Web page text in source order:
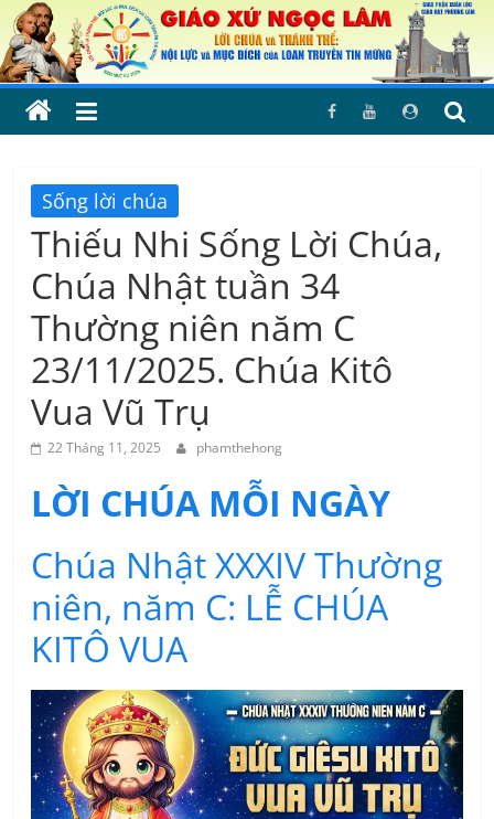
Skip
to
content
Sống lời chúa
Thiếu Nhi Sống Lời Chúa,
Chúa Nhật tuần 34
Thường niên năm C
23/11/2025. Chúa Kitô
Vua Vũ Trụ
22 Tháng 11, 2025 phamthehong
LỜI CHÚA MỖI NGÀY
Chúa Nhật XXXIV Thường
niên, năm C: LỄ CHÚA
KITÔ VUA